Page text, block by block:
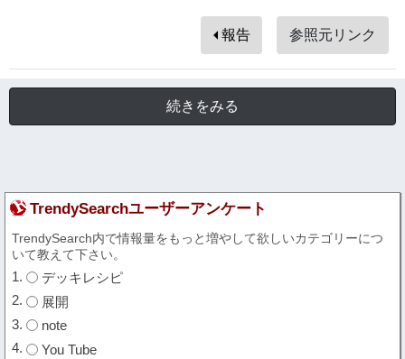
TrendySearchユーザーアンケート
TrendySearch内で情報量をもっと増やして欲しいカテゴリーにつ
いて教えて下さい。
デッキレシピ
展開
note
You Tube
報告 参照元リンク
続きをみる